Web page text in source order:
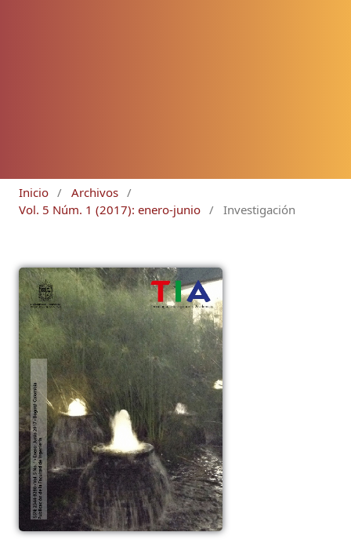
Inicio / Archivos /
Vol. 5 Núm. 1 (2017): enero-junio / Investigación